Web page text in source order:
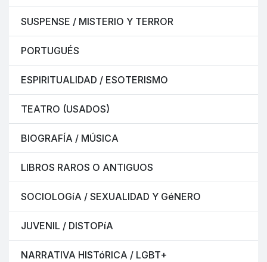
SUSPENSE / MISTERIO Y TERROR
PORTUGUÉS
ESPIRITUALIDAD / ESOTERISMO
TEATRO (USADOS)
BIOGRAFÍA / MÚSICA
LIBROS RAROS O ANTIGUOS
SOCIOLOGíA / SEXUALIDAD Y GéNERO
JUVENIL / DISTOPíA
NARRATIVA HISTóRICA / LGBT+